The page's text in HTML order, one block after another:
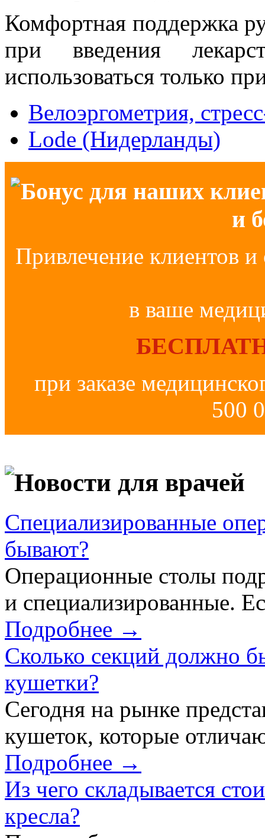
Комфортная поддержка
при введения
использоваться только
Велоэргометрия,
Lode (Нидерланды)
Бонус для наших
и
Привлечение клиентов и
в ваше
при заказе
500
Новости для врачей
Специализированные
бывают?
Операционные столы
и специализированные.
Подробнее →
Сколько секций должно
кушетки?
Сегодня на рынке
кушеток, которые
Подробнее →
Из чего складывается
кресла?